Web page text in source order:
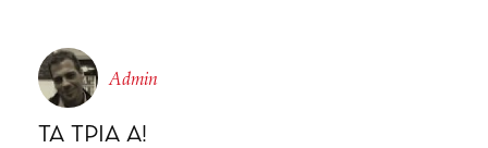
Admin
ΤΑ ΤΡΙΑ Α!